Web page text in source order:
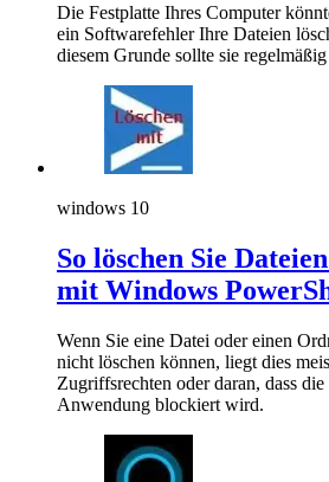
Die Festplatte Ihres Computer
ein Softwarefehler Ihre Dateien
diesem Grunde sollte sie
windows 10
So löschen Sie
mit Windows
Wenn Sie eine Datei oder einen
nicht löschen können, liegt dies
Zugriffsrechten oder daran, dass
Anwendung blockiert wird.